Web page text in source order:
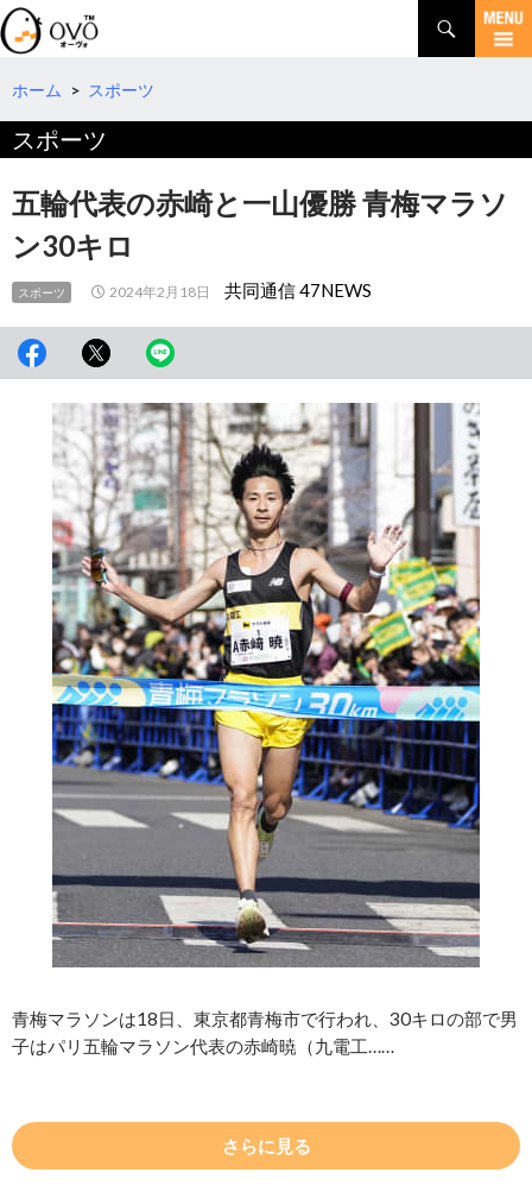
検
索
コ
テ
へ
移
動
ホーム > スポーツ
スポーツ
五輪代表の赤崎と一山優勝 青梅マラソ
ン30キロ
スポーツ 2024年2月18日 共同通信 47NEWS
青梅マラソンは18日、東京都青梅市で行われ、30キロの部で男
子はパリ五輪マラソン代表の赤崎暁（九電工……
さらに見る